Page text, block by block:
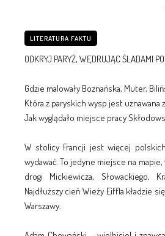
LITERATURA FAKTU
ODKRYJ PARYŻ, WĘDRUJĄC ŚLADAMI
Gdzie malowały Boznańska, Muter,
Która z paryskich wysp jest uznawana
Jak wyglądało miejsce pracy
W stolicy Francji jest więcej
wydawać. To jedyne miejsce na
drogi Mickiewicza, Słowackiego,
Najdłuższy cień Wieży Eiffla kładzie
Warszawy.